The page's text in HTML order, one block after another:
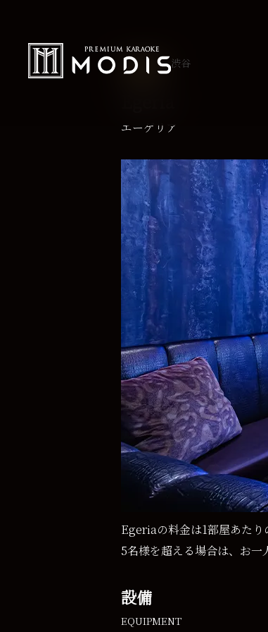
渋谷
M TYPE
エーゲリア
Egeriaの料金は1部屋あたり
5名様を超える場合は、お
設備
EQUIPMENT